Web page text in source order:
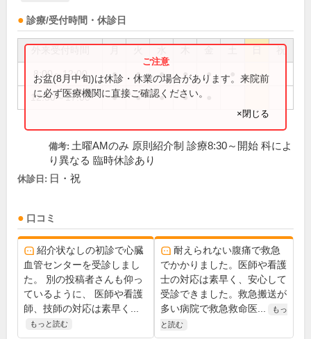
診療/受付時間・休診日
祝
8:00～12:00 ● ● ● ● ●
12:30～17:00 ● ● ● ●
お盆(8月中旬)は休診・休業の場合があります。来院前
に必ず医療機関に直接ご確認ください。
×閉じる
備考: 土曜AMのみ 原則紹介制 診療8:30～開始 科によ
り異なる 臨時休診あり
休診日: 日・祝
口コミ
紹介状なしの初診で心臓
血管センターを受診しまし
た。 別の投稿者さんも仰っ
ているように、 医師や看護
師、技師の対応は素早く...
もっと読む
耐えられない腹痛で救急
でかかりました。医師や看護
士の対応は素早く、安心して
受診できました。救急搬送が
多い病院で救急救命医...
もっ
と読む